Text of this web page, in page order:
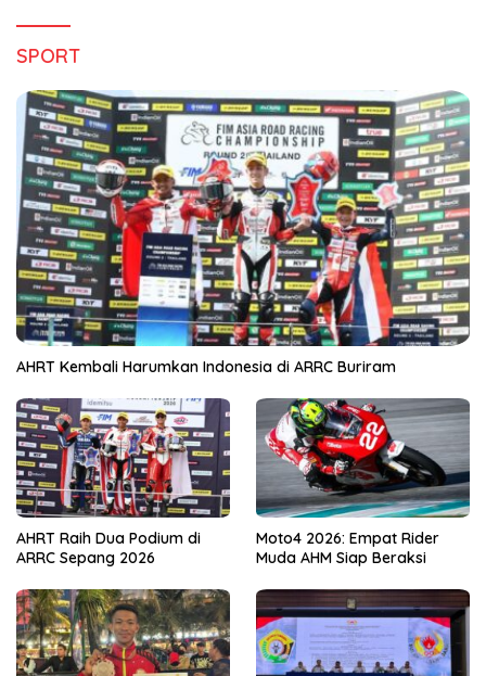
SPORT
AHRT Kembali Harumkan Indonesia di ARRC Buriram
AHRT Raih Dua Podium di
ARRC Sepang 2026
Moto4 2026: Empat Rider
Muda AHM Siap Beraksi